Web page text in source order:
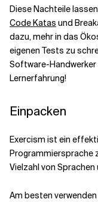
Diese Nachteile
Code Katas und
dazu, mehr in das
eigenen Tests zu
Software-
Lernerfahrung!
Einpacken
Exercism ist ein
Programmiersprache
Vielzahl von
Am besten